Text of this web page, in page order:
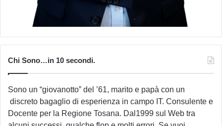
Chi Sono…in 10 secondi.
Sono un “giovanotto” del ’61, marito e papà con un
discreto bagaglio di esperienza in campo IT. Consulente e
Docente per la Regione Tosana. Dal1999 sul Web tra